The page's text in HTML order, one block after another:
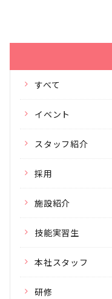
すべて
イベント
スタッフ紹介
採用
施設紹介
技能実習生
本社スタッフ
研修